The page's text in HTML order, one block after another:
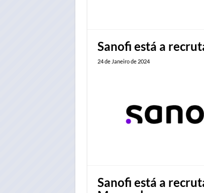
Sanofi está a
24 de Janeiro de 2024
Sanofi está a